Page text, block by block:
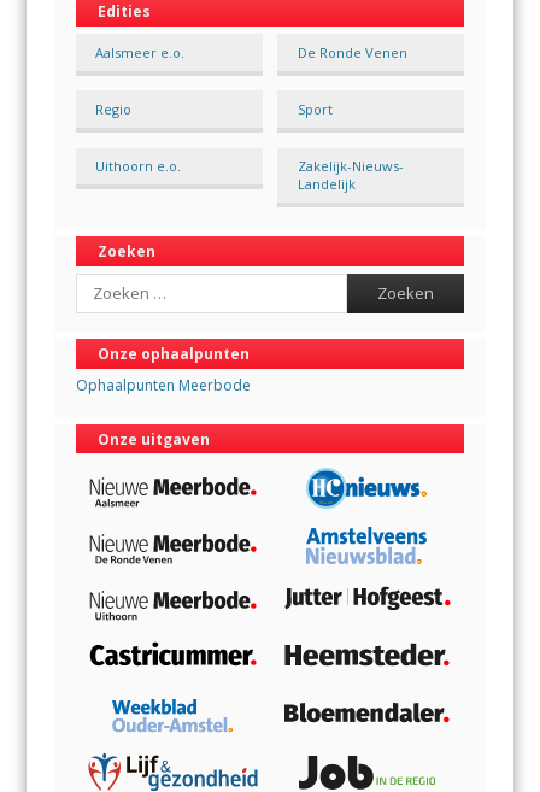
Edities
Aalsmeer e.o. De Ronde Venen
Regio Sport
Uithoorn e.o.
Zakelijk-Nieuws-
Landelijk
Zoeken
Search
Onze ophaalpunten
Ophaalpunten Meerbode
Onze uitgaven